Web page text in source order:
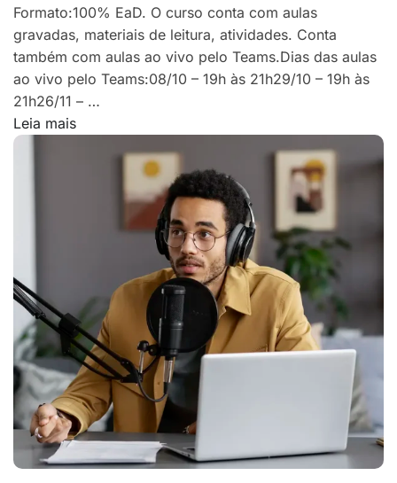
Formato:100% EaD. O curso conta com aulas
gravadas, materiais de leitura, atividades. Conta
também com aulas ao vivo pelo Teams.Dias das aulas
ao vivo pelo Teams:08/10 – 19h às 21h29/10 – 19h às
21h26/11 – …
Leia mais